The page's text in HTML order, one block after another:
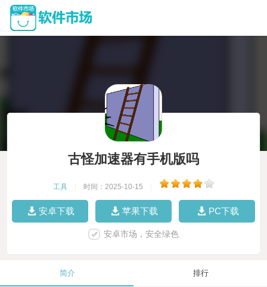
古怪加速器有手机版吗
工具 时间：2025-10-15
安卓下载 苹果下载 PC下载
安卓市场，安全绿色
简介 排行